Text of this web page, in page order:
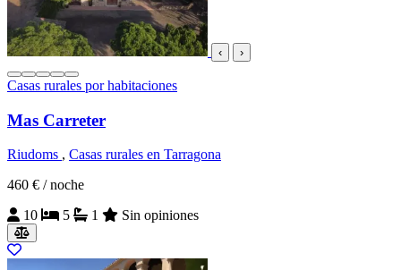
‹ ›
Casas rurales por habitaciones
Mas Carreter
Riudoms , Casas rurales en Tarragona
460 € / noche
10
5 1 Sin opiniones